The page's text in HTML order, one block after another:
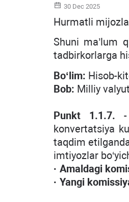
30 Dec 2025
Hurmatli
Shuni ma’lum
tadbirkorlarga
Bo‘lim: Hisob-
Bob: Milliy
Punkt 1.1.7. -
konvertatsiya
taqdim
imtiyozlar
· Amaldagi
· Yangi